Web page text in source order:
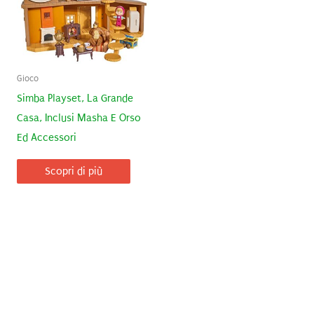
Gioco
Simba Playset, La Grande
Casa, Inclusi Masha E Orso
Ed Accessori
Scopri di più